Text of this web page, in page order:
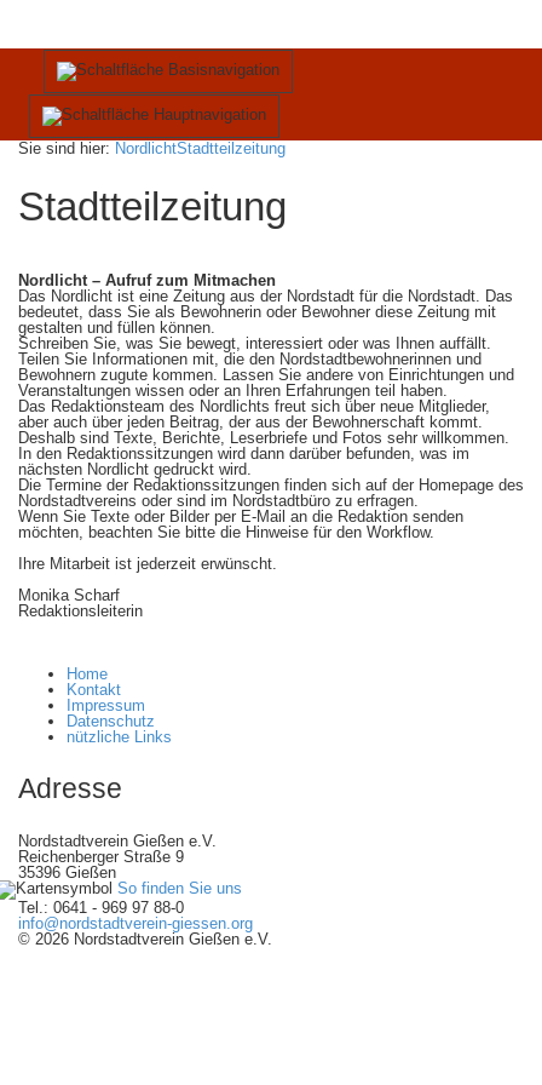
Sie sind hier: NordlichtStadtteilzeitung
Stadtteilzeitung
Nordlicht – Aufruf zum Mitmachen
Das Nordlicht ist eine Zeitung aus der Nordstadt für die Nordstadt. Das
bedeutet, dass Sie als Bewohnerin oder Bewohner diese Zeitung mit
gestalten und füllen können.
Schreiben Sie, was Sie bewegt, interessiert oder was Ihnen auffällt.
Teilen Sie Informationen mit, die den Nordstadtbewohnerinnen und
Bewohnern zugute kommen. Lassen Sie andere von Einrichtungen und
Veranstaltungen wissen oder an Ihren Erfahrungen teil haben.
Das Redaktionsteam des Nordlichts freut sich über neue Mitglieder,
aber auch über jeden Beitrag, der aus der Bewohnerschaft kommt.
Deshalb sind Texte, Berichte, Leserbriefe und Fotos sehr willkommen.
In den Redaktionssitzungen wird dann darüber befunden, was im
nächsten Nordlicht gedruckt wird.
Die Termine der Redaktionssitzungen finden sich auf der Homepage des
Nordstadtvereins oder sind im Nordstadtbüro zu erfragen.
Wenn Sie Texte oder Bilder per E-Mail an die Redaktion senden
möchten, beachten Sie bitte die Hinweise für den Workflow.
Ihre Mitarbeit ist jederzeit erwünscht.
Monika Scharf
Redaktionsleiterin
Home
Kontakt
Impressum
Datenschutz
nützliche Links
Adresse
Nordstadtverein Gießen e.V.
Reichenberger Straße 9
35396 Gießen
So finden Sie uns
Tel.: 0641 - 969 97 88-0
info@nordstadtverein-giessen.org
© 2026 Nordstadtverein Gießen e.V.